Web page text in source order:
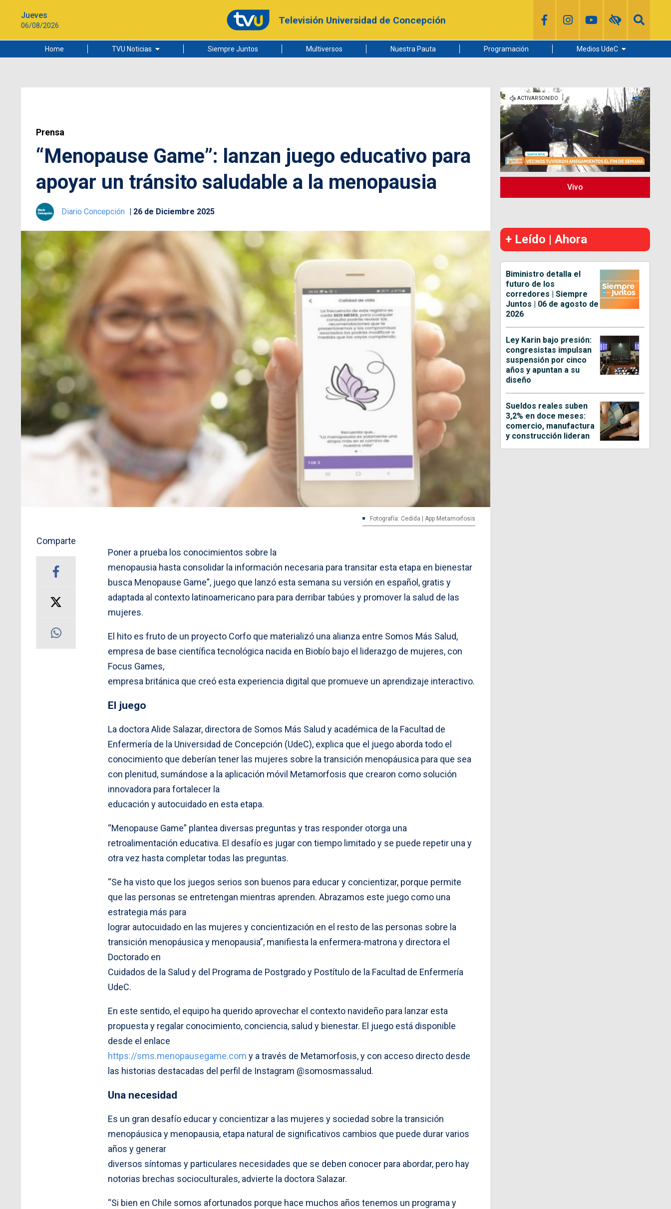
Jueves
06/08/2026 Televisión Universidad de Concepción
Home TVU Noticias
Ciudad
Siempre Juntos Multiversos Nuestra Pauta Programación Medios UdeC
Radio UdeC
Noticias UdeC
La Discusión
Prensa
“Menopause Game”: lanzan juego educativo para
apoyar un tránsito saludable a la menopausia
Diario Concepción 26 de Diciembre 2025
Fotografía: Cedida | App Metamorfosis
Comparte
Poner a prueba los conocimientos sobre la
menopausia hasta consolidar la información necesaria para transitar esta etapa en bienestar
busca Menopause Game”, juego que lanzó esta semana su versión en español, gratis y
adaptada al contexto latinoamericano para para derribar tabúes y promover la salud de las
mujeres.
El hito es fruto de un proyecto Corfo que materializó una alianza entre Somos Más Salud,
empresa de base científica tecnológica nacida en Biobío bajo el liderazgo de mujeres, con
Focus Games,
empresa británica que creó esta experiencia digital que promueve un aprendizaje interactivo.
El juego
La doctora Alide Salazar, directora de Somos Más Salud y académica de la Facultad de
Enfermería de la Universidad de Concepción (UdeC), explica que el juego aborda todo el
conocimiento que deberían tener las mujeres sobre la transición menopáusica para que sea
con plenitud, sumándose a la aplicación móvil Metamorfosis que crearon como solución
innovadora para fortalecer la
educación y autocuidado en esta etapa.
“Menopause Game” plantea diversas preguntas y tras responder otorga una
retroalimentación educativa. El desafío es jugar con tiempo limitado y se puede repetir una y
otra vez hasta completar todas las preguntas.
“Se ha visto que los juegos serios son buenos para educar y concientizar, porque permite
que las personas se entretengan mientras aprenden. Abrazamos este juego como una
estrategia más para
lograr autocuidado en las mujeres y concientización en el resto de las personas sobre la
transición menopáusica y menopausia”, manifiesta la enfermera-matrona y directora el
Doctorado en
Cuidados de la Salud y del Programa de Postgrado y Postítulo de la Facultad de Enfermería
UdeC.
En este sentido, el equipo ha querido aprovechar el contexto navideño para lanzar esta
propuesta y regalar conocimiento, conciencia, salud y bienestar. El juego está disponible
desde el enlace
https://sms.menopausegame.com y a través de Metamorfosis, y con acceso directo desde
las historias destacadas del perfil de Instagram @somosmassalud.
Una necesidad
Es un gran desafío educar y concientizar a las mujeres y sociedad sobre la transición
menopáusica y menopausia, etapa natural de significativos cambios que puede durar varios
años y generar
diversos síntomas y particulares necesidades que se deben conocer para abordar, pero hay
notorias brechas socioculturales, advierte la doctora Salazar.
“Si bien en Chile somos afortunados porque hace muchos años tenemos un programa y
Vivo
+ Leído | Ahora
Biministro detalla el
futuro de los
corredores | Siempre
Juntos | 06 de agosto de
2026
Ley Karin bajo presión:
congresistas impulsan
suspensión por cinco
años y apuntan a su
diseño
Sueldos reales suben
3,2% en doce meses:
comercio, manufactura
y construcción lideran